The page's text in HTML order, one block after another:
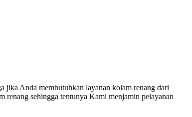
jika Anda membutuhkan layanan kolam renang dari
sehingga tentunya Kami menjamin pelayanan